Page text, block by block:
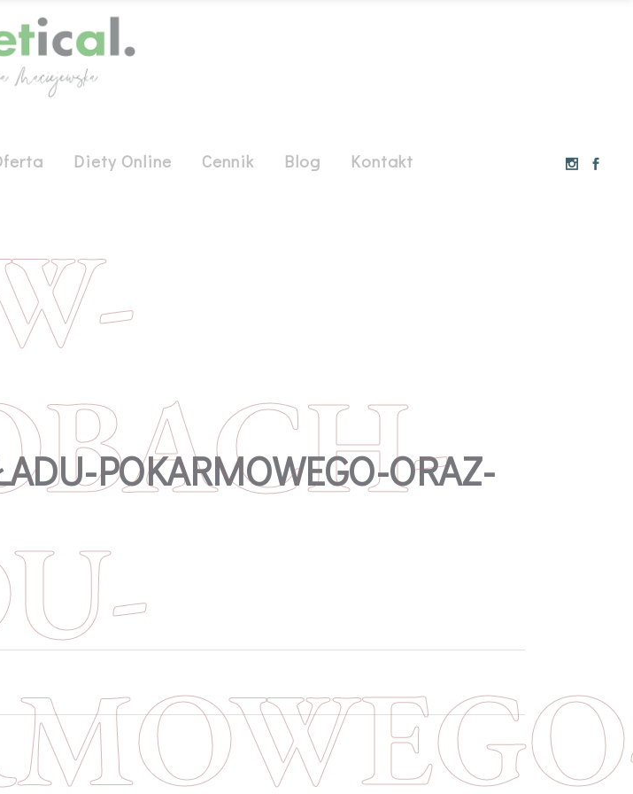
Diety Online Cennik Blog Kontakt
POKARMOWEGO-ORAZ-